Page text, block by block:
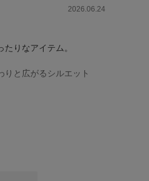
2026.06.24
りなアイテム。
りと広がるシルエット
ィネートです。